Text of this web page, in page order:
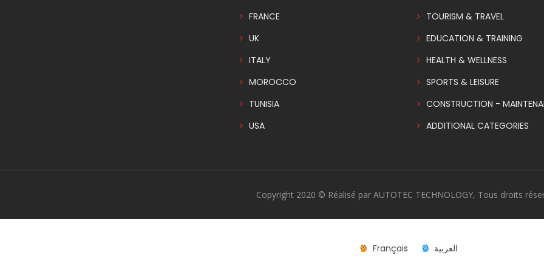
FRANCE
UK
ITALY
MOROCCO
TUNISIA
USA
TOURISM & TRAVEL
EDUCATION & TRAINING
HEALTH & WELLNESS
SPORTS & LEISURE
CONSTRUCTION -
ADDITIONAL CATEGORIES
Copyright 2020 © Réalisé par AUTOTEC TECHNOLOGY, Tous droits
Français العربية